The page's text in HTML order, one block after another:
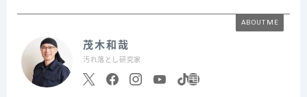
ABOUT ME
茂木和哉
汚れ落とし研究家